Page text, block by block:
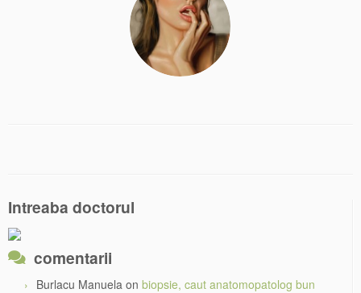
Intreaba doctorul
comentarii
Burlacu Manuela on biopsie, caut anatomopatolog bun